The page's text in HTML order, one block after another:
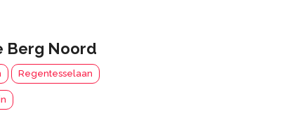
Berg Noord
Regentesselaan